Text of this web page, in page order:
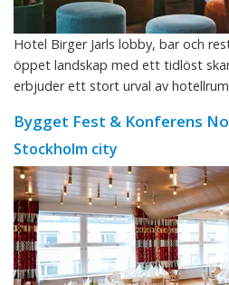
Hotel Birger Jarls lobby, bar och
öppet landskap med ett tidlöst
erbjuder ett stort urval av hotellrum
Bygget Fest & Konferens
Stockholm city